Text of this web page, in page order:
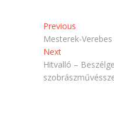
Bejegyzés
navigáció
Previous
post:
Mesterek-
NextNext
post:
Hitvalló –